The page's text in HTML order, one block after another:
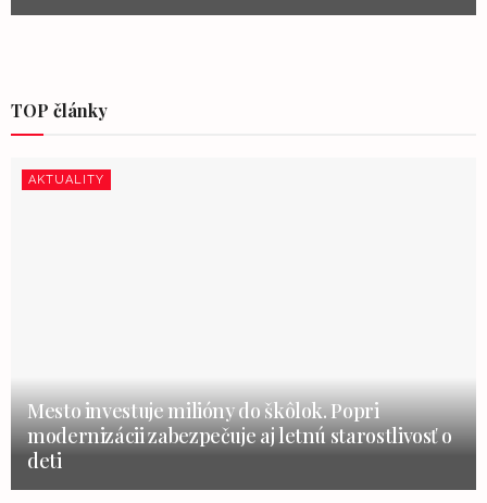
TOP články
AKTUALITY
Mesto investuje milióny do škôlok. Popri
modernizácii zabezpečuje aj letnú starostlivosť o
deti